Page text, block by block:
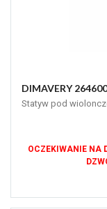
DIMAVERY
Statyw pod
OCZEKIWANIE NA